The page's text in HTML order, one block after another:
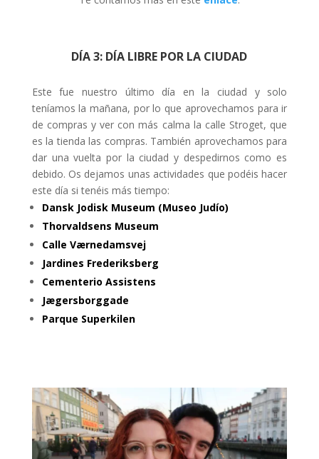
DÍA 3: DÍA LIBRE POR LA CIUDAD
Este fue nuestro último día en la ciudad y solo
teníamos la mañana, por lo que aprovechamos para ir
de compras y ver con más calma la calle Stroget, que
es la tienda las compras. También aprovechamos para
dar una vuelta por la ciudad y despedirnos como es
debido. Os dejamos unas actividades que podéis hacer
este día si tenéis más tiempo:
Dansk Jodisk Museum (Museo Judío)
Thorvaldsens Museum
Calle Værnedamsvej
Jardines Frederiksberg
Cementerio Assistens
Jægersborggade
Parque Superkilen